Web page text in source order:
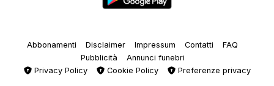
Abbonamenti Disclaimer Impressum Contatti
FAQ
Pubblicità
Annunci funebri
Privacy Policy
Cookie Policy Preferenze privacy